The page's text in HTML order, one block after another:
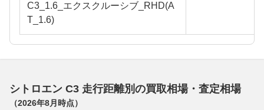
C3_1.6_エクスクルーシブ_RHD(A
T_1.6)
シトロエン C3 走行距離別の買取相場・査定相場
（2026年8月 時点）